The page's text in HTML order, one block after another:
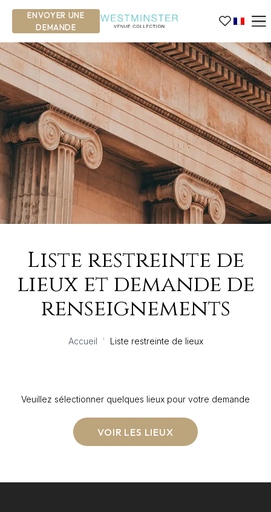
ENVOYER UNE
DEMANDE
Liste restreinte de
lieux et demande de
renseignements
Accueil ' Liste restreinte de lieux
Veuillez sélectionner quelques lieux pour votre demande
VOIR LES LIEUX